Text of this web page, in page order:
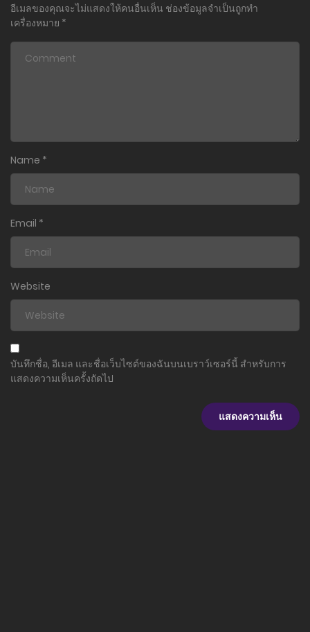
อีเมลของคุณจะไม่แสดงให้คนอื่นเห็น ช่องข้อมูลจำเป็นถูกทำ
เครื่องหมาย *
Name *
Email *
Website
บันทึกชื่อ, อีเมล และชื่อเว็บไซต์ของฉันบนเบราว์เซอร์นี้ สำหรับการ
แสดงความเห็นครั้งถัดไป